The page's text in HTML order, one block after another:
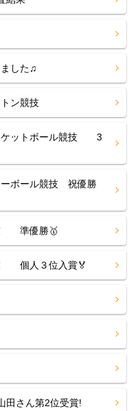
した♫
ン競技
ケットボール競技 3
ボール競技 祝優勝
準優勝🥇
個人３位入賞🏅
田さん第2位受賞!